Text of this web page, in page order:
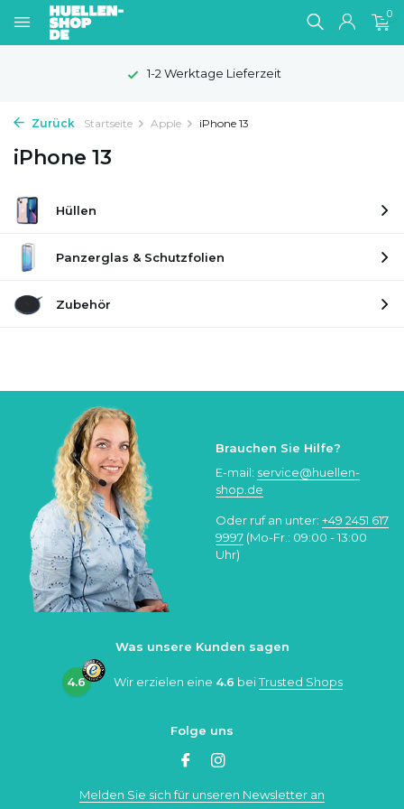
0
1-2 Werktage Lieferzeit
Zurück Startseite Apple iPhone 13
iPhone 13
Hüllen
Panzerglas & Schutzfolien
Zubehör
Brauchen Sie Hilfe?
E-mail: service@huellen-
shop.de
Oder ruf an unter: +49 2451 617
9997 (Mo-Fr.: 09:00 - 13:00
Uhr)
Was unsere Kunden sagen
4.6 Wir erzielen eine 4.6 beiTrusted Shops
Folge uns
Melden Sie sich für unseren Newsletter an